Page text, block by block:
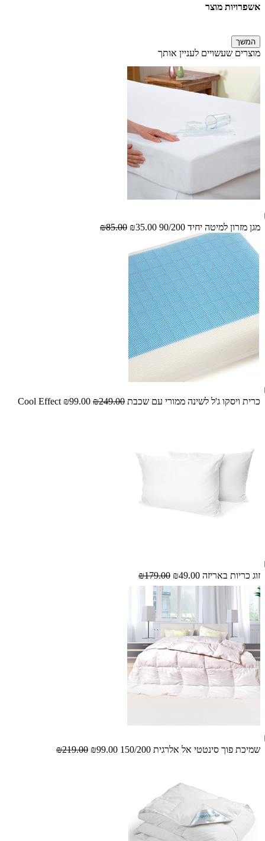
אשפרויות מוצר
המשך
מוצרים שעשויים לעניין אותך
מגן מזרון למיטה יחיד 90/200 ₪35.00
₪85.00
כרית ויסקו ג'ל לשינה ממורי עם שכבת Cool Effect ₪99.00 ₪249.00
זוג כריות באריזה ₪49.00
₪179.00
שמיכת פוך סינטטי אל אלרגית 150/200 ₪99.00
₪219.00